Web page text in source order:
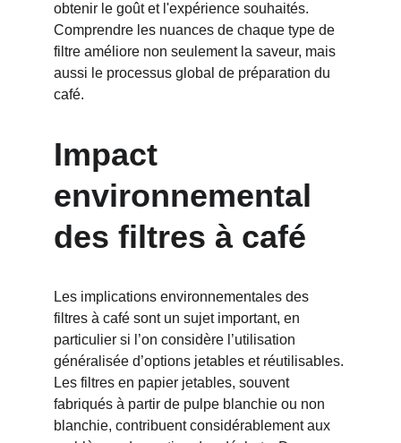
obtenir le goût et l'expérience souhaités.
Comprendre les nuances de chaque type de
filtre améliore non seulement la saveur, mais
aussi le processus global de préparation du
café.
Impact
environnemental
des filtres à café
Les implications environnementales des
filtres à café sont un sujet important, en
particulier si l’on considère l’utilisation
généralisée d’options jetables et réutilisables.
Les filtres en papier jetables, souvent
fabriqués à partir de pulpe blanchie ou non
blanchie, contribuent considérablement aux